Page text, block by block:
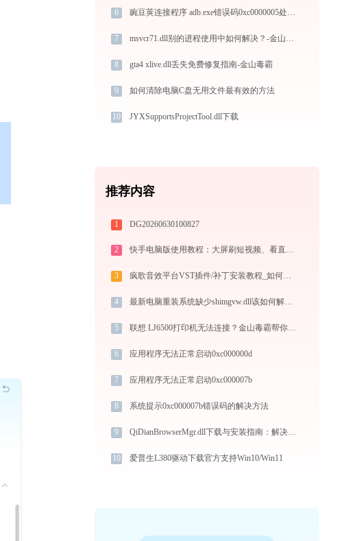
6 豌豆荚连接程序 adb.exe错误码0xc0000005处理办法
7 msvcr71.dll别的进程使用中如何解决？-金山毒霸
8 gta4 xlive.dll丢失免费修复指南-金山毒霸
9 如何清除电脑C盘无用文件最有效的方法
10 JYXSupportsProjectTool.dll下载
推荐内容
1 DG20260630100827
2 快手电脑版使用教程：大屏刷短视频、看直播与PC直播伴侣一站式指南
3 疯歌音效平台VST插件/补丁安装教程_如何加载插件效果包
4 最新电脑重装系统缺少shimgvw.dll该如何解决？-金山毒霸
5 联想 LJ6500打印机无法连接？金山毒霸帮你搞定！
6 应用程序无法正常启动0xc000000d
7 应用程序无法正常启动0xc000007b
8 系统提示0xc000007b错误码的解决方法
9 QiDianBrowserMgr.dll下载与安装指南：解决DLL缺失问题的权威方法
10 爱普生L380驱动下载官方支持Win10/Win11